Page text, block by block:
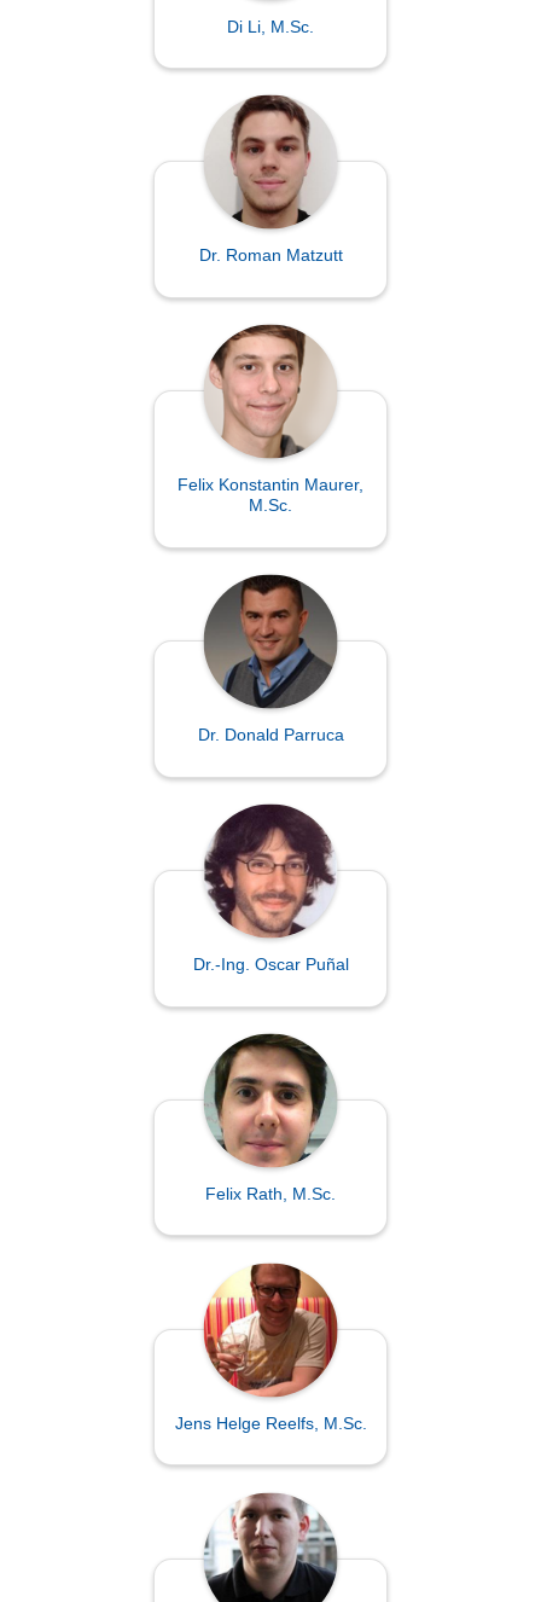
Di Li, M.Sc.
Dr. Roman Matzutt
Felix Konstantin Maurer,
M.Sc.
Dr. Donald Parruca
Dr.-Ing. Oscar Puñal
Felix Rath, M.Sc.
Jens Helge Reelfs, M.Sc.